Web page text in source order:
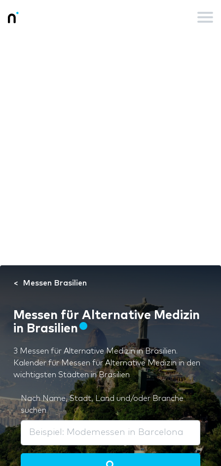
Messen Brasilien
Messen für Alternative Medizin
in Brasilien
3 Messen für Alternative Medizin in Brasilien.
Kalender für Messen für Alternative Medizin in den
wichtigsten Städten in Brasilien
Nach Name, Stadt, Land und/oder Branche
suchen